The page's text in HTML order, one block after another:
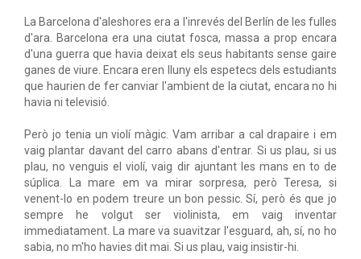
La Barcelona d'aleshores era a l'inrevés del Berlín de les fulles
d'ara. Barcelona era una ciutat fosca, massa a prop encara
d'una guerra que havia deixat els seus habitants sense gaire
ganes de viure. Encara eren lluny els espetecs dels estudiants
que haurien de fer canviar l'ambient de la ciutat, encara no hi
havia ni televisió.
Però jo tenia un violí màgic. Vam arribar a cal drapaire i em
vaig plantar davant del carro abans d'entrar. Si us plau, si us
plau, no venguis el violí, vaig dir ajuntant les mans en to de
súplica. La mare em va mirar sorpresa, però Teresa, si
venent-lo en podem treure un bon pessic. Sí, però és que jo
sempre he volgut ser violinista, em vaig inventar
immediatament. La mare va suavitzar l'esguard, ah, sí, no ho
sabia, no m'ho havies dit mai. Si us plau, vaig insistir-hi.